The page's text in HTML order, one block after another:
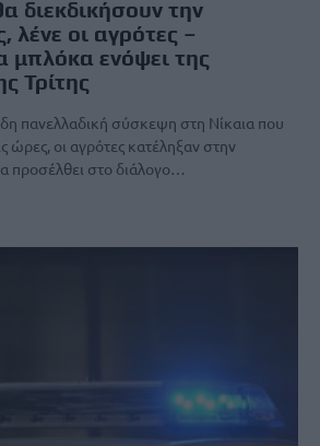
διεκδικήσουν την
λένε οι αγρότες –
ενόψει της
Τρίτης
πανελλαδική σύσκεψη στη Νίκαια που
ώρες, οι αγρότες κατέληξαν στην
προσέλθει στο διάλογο…